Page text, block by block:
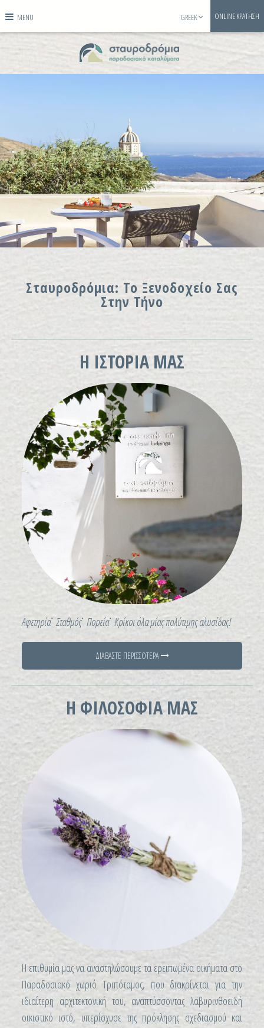
MENU ONLINE ΚΡΑΤΗΣΗ
GREEK
Σταυροδρόμια: Το Ξενοδοχείο Σας
Στην Τήνο
Η ΙΣΤΟΡΙΑ ΜΑΣ
Αφετηρία˙ Σταθμός˙ Πορεία˙ Κρίκοι όλα μίας πολύτιμης αλυσίδας!
ΔΙΑΒΑΣΤΕ ΠΕΡΙΣΣΟΤΕΡΑ
Η ΦΙΛΟΣΟΦΙΑ ΜΑΣ
Η επιθυμία μας να αναστηλώσουμε τα ερειπωμένα οικήματα στο
Παραδοσιακό χωριό Τριπόταμος, που διακρίνεται για την
ιδιαίτερη αρχιτεκτονική του, αναπτύσσοντας λαβυρινθοειδή
οικιστικό ιστό, υπερίσχυσε της πρόκλησης σχεδιασμού και